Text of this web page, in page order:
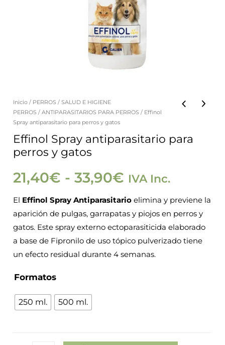
Inicio / PERROS /SALUD E HIGIENE
PERROS /ANTIPARASITARIOS PARA PERROS / Effinol
Spray antiparasitario para perros y gatos
Effinol Spray antiparasitario para
perros y gatos
21,40€ - 33,90€
Rango
de
desde
21,40€
hasta
IVA Inc.
El Effinol Spray Antiparasitarioelimina y previene la
aparición de pulgas, garrapatas y piojos en perros y
gatos. Este spray externo ectoparasiticida elaborado
a base de Fipronilo de uso tópico pulverizado tiene
un efecto residual durante 4 semanas.
Formatos
250 ml. 500 ml.
Effinol
Spray
antiparasitario
para
y
gatos
cantidad